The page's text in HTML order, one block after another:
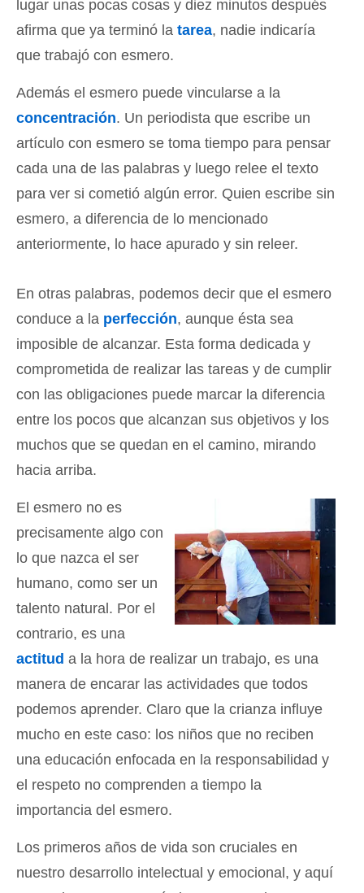
lugar unas pocas cosas y diez minutos después
afirma que ya terminó la tarea, nadie indicaría
que trabajó con esmero.
Además el esmero puede vincularse a la
concentración. Un periodista que escribe un
artículo con esmero se toma tiempo para pensar
cada una de las palabras y luego relee el texto
para ver si cometió algún error. Quien escribe sin
esmero, a diferencia de lo mencionado
anteriormente, lo hace apurado y sin releer.
En otras palabras, podemos decir que el esmero
conduce a la perfección, aunque ésta sea
imposible de alcanzar. Esta forma dedicada y
comprometida de realizar las tareas y de cumplir
con las obligaciones puede marcar la diferencia
entre los pocos que alcanzan sus objetivos y los
muchos que se quedan en el camino, mirando
hacia arriba.
El esmero no es
precisamente algo con
lo que nazca el ser
humano, como ser un
talento natural. Por el
contrario, es una
actitud a la hora de realizar un trabajo, es una
manera de encarar las actividades que todos
podemos aprender. Claro que la crianza influye
mucho en este caso: los niños que no reciben
una educación enfocada en la responsabilidad y
el respeto no comprenden a tiempo la
importancia del esmero.
Los primeros años de vida son cruciales en
nuestro desarrollo intelectual y emocional, y aquí